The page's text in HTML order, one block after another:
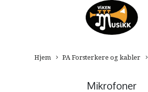
Hjem PA Forsterkere og kabler
Mikrofoner